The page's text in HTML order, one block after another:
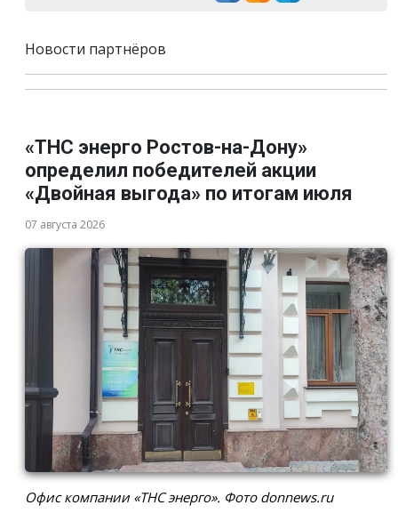
Новости партнёров
«ТНС энерго Ростов-на-Дону»
определил победителей акции
«Двойная выгода» по итогам июля
07 августа 2026
Офис компании «ТНС энерго». Фото donnews.ru